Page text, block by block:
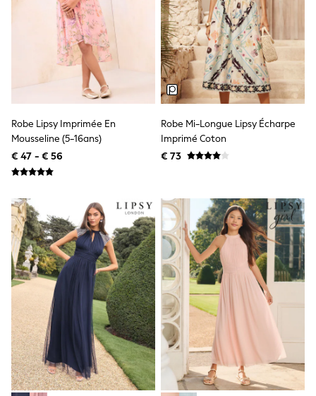
Shackets
Puddlesuits
Gilets
Fleeces
Teddy Borg
Puffers
Snowsuits
All Footwear
New In
Boots
Half Sizes
Slippers
Wide Fit
Shoes
All Underwear
Nighties
Pyjamas
Robes
Socks & Tights
All Bags & Accessories
Bags
All Occasionwear
All Partywear
Wedding
Dresses
Shoes
Cardigans
Robe Lipsy Imprimée En
Mousseline (5-16ans)
€ 47 - € 56
Robe Mi-Longue Lipsy Écharpe
Imprimé Coton
€ 73